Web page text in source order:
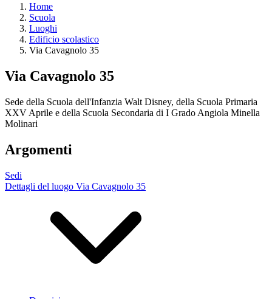
Home
Scuola
Luoghi
Edificio scolastico
Via Cavagnolo 35
Via Cavagnolo 35
Sede della Scuola dell'Infanzia Walt Disney, della Scuola Primaria
XXV Aprile e della Scuola Secondaria di I Grado Angiola Minella
Molinari
Argomenti
Sedi
Dettagli del luogo Via Cavagnolo 35